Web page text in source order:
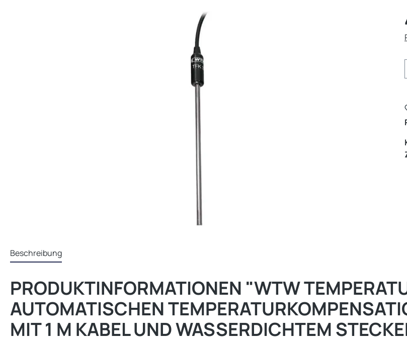
Beschreibung
PRODUKTINFORMATIONEN "WTW
AUTOMATISCHEN
MIT 1 M KABEL UND WASSERDICHTEM